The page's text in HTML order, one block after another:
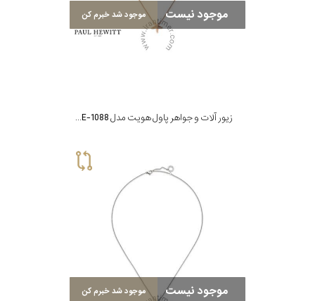
موجود نیست موجود شد خبرم کن
زیور آلات و جواهر پاول هویت مدل PH-JE-1088
موجود نیست موجود شد خبرم کن